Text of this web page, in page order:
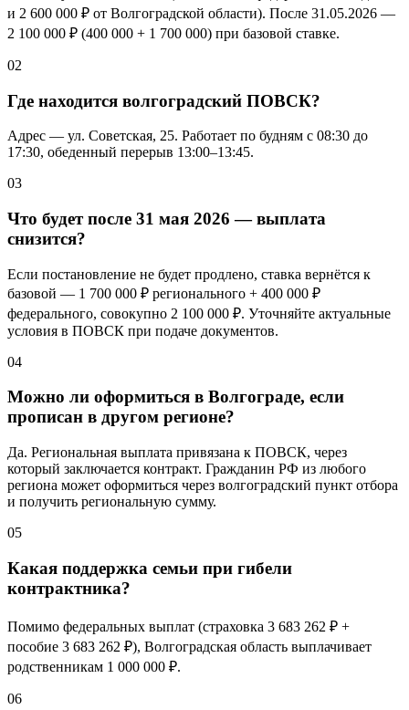
и 2 600 000 ₽ от Волгоградской области). После 31.05.2026 —
2 100 000 ₽ (400 000 + 1 700 000) при базовой ставке.
02
Где находится волгоградский ПОВСК?
Адрес — ул. Советская, 25. Работает по будням с 08:30 до
17:30, обеденный перерыв 13:00–13:45.
03
Что будет после 31 мая 2026 — выплата
снизится?
Если постановление не будет продлено, ставка вернётся к
базовой — 1 700 000 ₽ регионального + 400 000 ₽
федерального, совокупно 2 100 000 ₽. Уточняйте актуальные
условия в ПОВСК при подаче документов.
04
Можно ли оформиться в Волгограде, если
прописан в другом регионе?
Да. Региональная выплата привязана к ПОВСК, через
который заключается контракт. Гражданин РФ из любого
региона может оформиться через волгоградский пункт отбора
и получить региональную сумму.
05
Какая поддержка семьи при гибели
контрактника?
Помимо федеральных выплат (страховка 3 683 262 ₽ +
пособие 3 683 262 ₽), Волгоградская область выплачивает
родственникам 1 000 000 ₽.
06